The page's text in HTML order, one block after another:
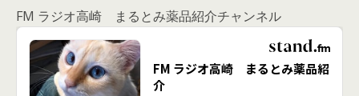
FM ラジオ高崎 まるとみ薬品紹介チャンネル